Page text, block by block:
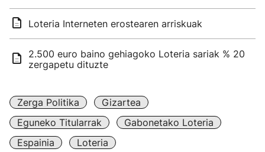
Loteria Interneten erostearen arriskuak
2.500 euro baino gehiagoko Loteria sariak % 20
zergapetu dituzte
Zerga Politika
Gizartea
Eguneko Titularrak
Gabonetako Loteria
Espainia
Loteria